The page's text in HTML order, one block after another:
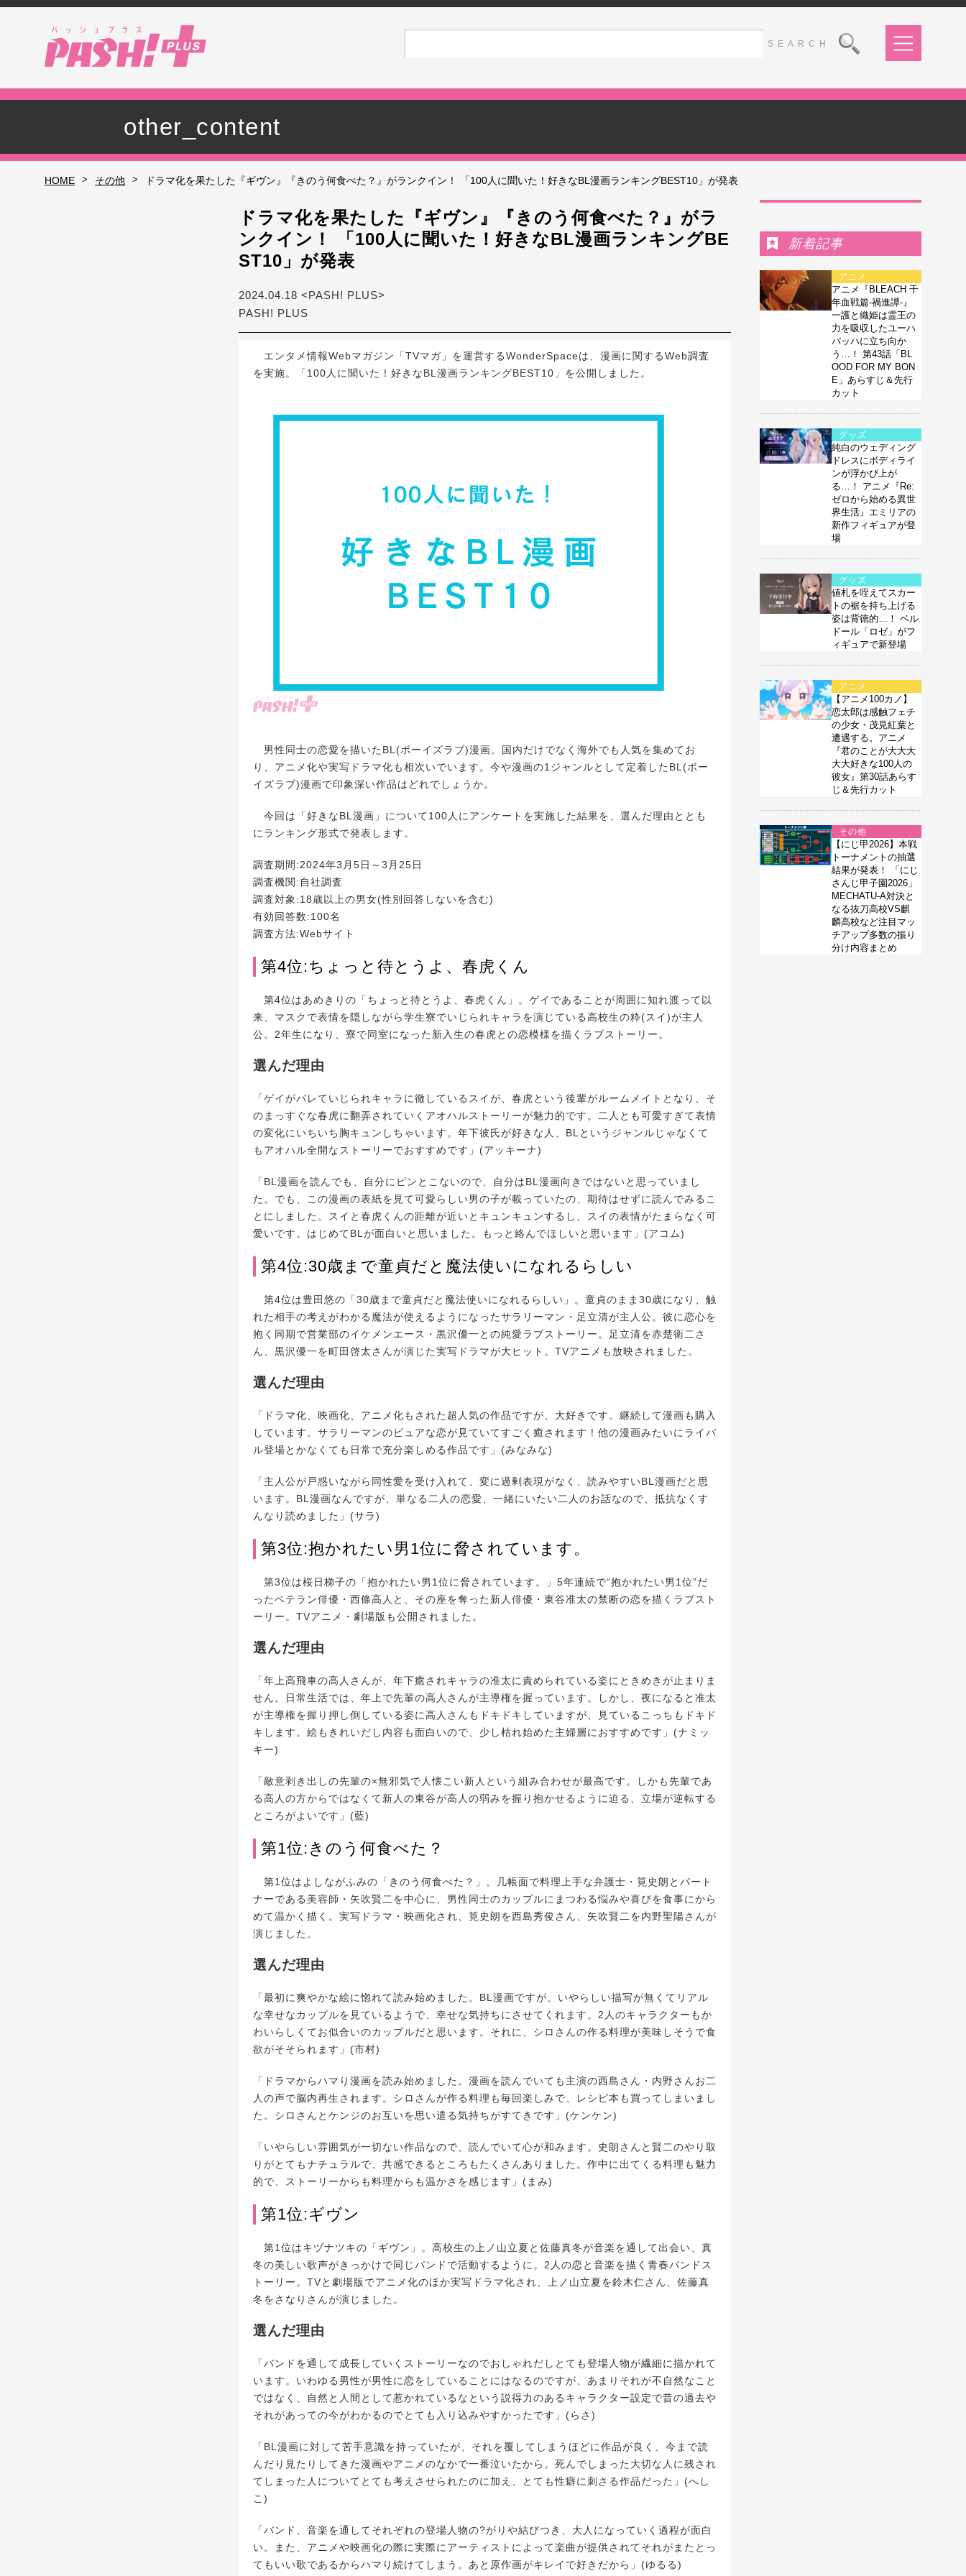
other_content
HOME > その他 > ドラマ化を果たした『ギヴン』『きのう何食べた？』がランクイン！ 「100人に聞いた！好きなBL漫画ランキングBEST10」が発表
ドラマ化を果たした『ギヴン』『きのう何食べた？』がラ
ンクイン！ 「100人に聞いた！好きなBL漫画ランキングBE
ST10」が発表
2024.04.18 <PASH! PLUS>
PASH! PLUS
エンタメ情報Webマガジン「TVマガ」を運営するWonderSpaceは、漫画に関するWeb調査
を実施。「100人に聞いた！好きなBL漫画ランキングBEST10」を公開しました。
男性同士の恋愛を描いたBL(ボーイズラブ)漫画。国内だけでなく海外でも人気を集めてお
り、アニメ化や実写ドラマ化も相次いでいます。今や漫画の1ジャンルとして定着したBL(ボー
イズラブ)漫画で印象深い作品はどれでしょうか。
今回は「好きなBL漫画」について100人にアンケートを実施した結果を、選んだ理由ととも
にランキング形式で発表します。
調査期間:2024年3月5日～3月25日
調査機関:自社調査
調査対象:18歳以上の男女(性別回答しないを含む)
有効回答数:100名
調査方法:Webサイト
第4位:ちょっと待とうよ、春虎くん
第4位はあめきりの「ちょっと待とうよ、春虎くん」。ゲイであることが周囲に知れ渡って以
来、マスクで表情を隠しながら学生寮でいじられキャラを演じている高校生の粋(スイ)が主人
公。2年生になり、寮で同室になった新入生の春虎との恋模様を描くラブストーリー。
選んだ理由
「ゲイがバレていじられキャラに徹しているスイが、春虎という後輩がルームメイトとなり、そ
のまっすぐな春虎に翻弄されていくアオハルストーリーが魅力的です。二人とも可愛すぎて表情
の変化にいちいち胸キュンしちゃいます。年下彼氏が好きな人、BLというジャンルじゃなくて
もアオハル全開なストーリーでおすすめです」(アッキーナ)
「BL漫画を読んでも、自分にピンとこないので、自分はBL漫画向きではないと思っていまし
た。でも、この漫画の表紙を見て可愛らしい男の子が載っていたの、期待はせずに読んでみるこ
とにしました。スイと春虎くんの距離が近いとキュンキュンするし、スイの表情がたまらなく可
愛いです。はじめてBLが面白いと思いました。もっと絡んでほしいと思います」(アコム)
第4位:30歳まで童貞だと魔法使いになれるらしい
第4位は豊田悠の「30歳まで童貞だと魔法使いになれるらしい」。童貞のまま30歳になり、触
れた相手の考えがわかる魔法が使えるようになったサラリーマン・足立清が主人公。彼に恋心を
抱く同期で営業部のイケメンエース・黒沢優一との純愛ラブストーリー。足立清を赤楚衛二さ
ん、黒沢優一を町田啓太さんが演じた実写ドラマが大ヒット。TVアニメも放映されました。
選んだ理由
「ドラマ化、映画化、アニメ化もされた超人気の作品ですが、大好きです。継続して漫画も購入
しています。サラリーマンのピュアな恋が見ていてすごく癒されます！他の漫画みたいにライバ
ル登場とかなくても日常で充分楽しめる作品です」(みなみな)
「主人公が戸惑いながら同性愛を受け入れて、変に過剰表現がなく、読みやすいBL漫画だと思
います。BL漫画なんですが、単なる二人の恋愛、一緒にいたい二人のお話なので、抵抗なくす
んなり読めました」(サラ)
第3位:抱かれたい男1位に脅されています。
第3位は桜日梯子の「抱かれたい男1位に脅されています。」5年連続で“抱かれたい男1位”だ
ったベテラン俳優・西條高人と、その座を奪った新人俳優・東谷准太の禁断の恋を描くラブスト
ーリー。TVアニメ・劇場版も公開されました。
選んだ理由
「年上高飛車の高人さんが、年下癒されキャラの准太に責められている姿にときめきが止まりま
せん。日常生活では、年上で先輩の高人さんが主導権を握っています。しかし、夜になると准太
が主導権を握り押し倒している姿に高人さんもドキドキしていますが、見ているこっちもドキド
キします。絵もきれいだし内容も面白いので、少し枯れ始めた主婦層におすすめです」(ナミッ
キー)
「敵意剥き出しの先輩の×無邪気で人懐こい新人という組み合わせが最高です。しかも先輩であ
る高人の方からではなくて新人の東谷が高人の弱みを握り抱かせるように迫る、立場が逆転する
ところがよいです」(藍)
第1位:きのう何食べた？
第1位はよしながふみの「きのう何食べた？」。几帳面で料理上手な弁護士・筧史朗とパート
ナーである美容師・矢吹賢二を中心に、男性同士のカップルにまつわる悩みや喜びを食事にから
めて温かく描く。実写ドラマ・映画化され、筧史朗を西島秀俊さん、矢吹賢二を内野聖陽さんが
演じました。
選んだ理由
「最初に爽やかな絵に惚れて読み始めました。BL漫画ですが、いやらしい描写が無くてリアル
な幸せなカップルを見ているようで、幸せな気持ちにさせてくれます。2人のキャラクターもか
わいらしくてお似合いのカップルだと思います。それに、シロさんの作る料理が美味しそうで食
欲がそそられます」(市村)
「ドラマからハマり漫画を読み始めました。漫画を読んでいても主演の西島さん・内野さんお二
人の声で脳内再生されます。シロさんが作る料理も毎回楽しみで、レシピ本も買ってしまいまし
た。シロさんとケンジのお互いを思い遣る気持ちがすてきです」(ケンケン)
「いやらしい雰囲気が一切ない作品なので、読んでいて心が和みます。史朗さんと賢二のやり取
りがとてもナチュラルで、共感できるところもたくさんありました。作中に出てくる料理も魅力
的で、ストーリーからも料理からも温かさを感じます」(まみ)
第1位:ギヴン
第1位はキヅナツキの「ギヴン」。高校生の上ノ山立夏と佐藤真冬が音楽を通して出会い、真
冬の美しい歌声がきっかけで同じバンドで活動するように。2人の恋と音楽を描く青春バンドス
トーリー。TVと劇場版でアニメ化のほか実写ドラマ化され、上ノ山立夏を鈴木仁さん、佐藤真
冬をさなりさんが演じました。
選んだ理由
「バンドを通して成長していくストーリーなのでおしゃれだしとても登場人物が繊細に描かれて
います。いわゆる男性が男性に恋をしていることにはなるのですが、あまりそれが不自然なこと
ではなく、自然と人間として惹かれているなという説得力のあるキャラクター設定で昔の過去や
それがあっての今がわかるのでとても入り込みやすかったです」(らさ)
「BL漫画に対して苦手意識を持っていたが、それを覆してしまうほどに作品が良く、今まで読
んだり見たりしてきた漫画やアニメのなかで一番泣いたから。死んでしまった大切な人に残され
てしまった人についてとても考えさせられたのに加え、とても性癖に刺さる作品だった」(へし
こ)
「バンド、音楽を通してそれぞれの登場人物の?がりや結びつき、大人になっていく過程が面白
い。また、アニメや映画化の際に実際にアーティストによって楽曲が提供されてそれがまたとっ
てもいい歌であるからハマり続けてしまう。あと原作画がキレイで好きだから」(ゆるる)
新着記事
アニメ
アニメ『BLEACH 千
年血戦篇-禍進譚-』
一護と織姫は霊王の
力を吸収したユーハ
バッハに立ち向か
う…！ 第43話「BL
OOD FOR MY BON
E」あらすじ＆先行
カット
グッズ
純白のウェディング
ドレスにボディライ
ンが浮かび上が
る…！ アニメ『Re:
ゼロから始める異世
界生活』エミリアの
新作フィギュアが登
場
グッズ
値札を咥えてスカー
トの裾を持ち上げる
姿は背徳的…！ ベル
ドール「ロゼ」がフ
ィギュアで新登場
アニメ
【アニメ100カノ】
恋太郎は感触フェチ
の少女・茂見紅葉と
遭遇する。アニメ
『君のことが大大大
大大好きな100人の
彼女』第30話あらす
じ＆先行カット
その他
【にじ甲2026】本戦
トーナメントの抽選
結果が発表！ 「にじ
さんじ甲子園2026」
MECHATU-A対決と
なる抜刀高校VS麒
麟高校など注目マッ
チアップ多数の振り
分け内容まとめ